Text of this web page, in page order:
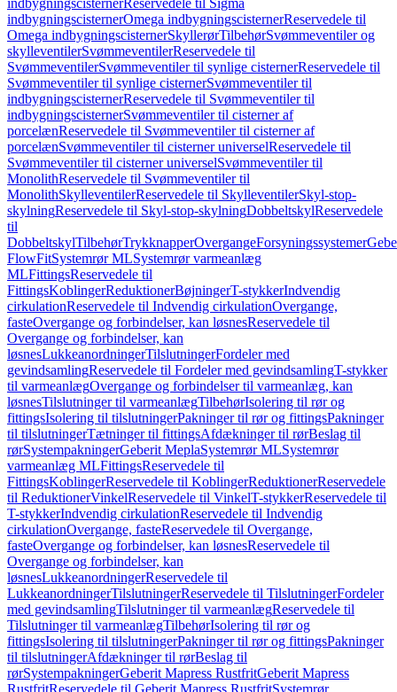
indbygningscisternerReservedele til Sigma
indbygningscisternerOmega indbygningscisternerReservedele til
Omega indbygningscisternerSkyllerørTilbehørSvømmeventiler og
skylleventilerSvømmeventilerReservedele til
SvømmeventilerSvømmeventiler til synlige cisternerReservedele til
Svømmeventiler til synlige cisternerSvømmeventiler til
indbygningscisternerReservedele til Svømmeventiler til
indbygningscisternerSvømmeventiler til cisterner af
porcelænReservedele til Svømmeventiler til cisterner af
porcelænSvømmeventiler til cisterner universelReservedele til
Svømmeventiler til cisterner universelSvømmeventiler til
MonolithReservedele til Svømmeventiler til
MonolithSkylleventilerReservedele til SkylleventilerSkyl-stop-
skylningReservedele til Skyl-stop-skylningDobbeltskylReservedele
til
DobbeltskylTilbehørTrykknapperOvergangeForsyningssystemer
FlowFitSystemrør MLSystemrør varmeanlæg
MLFittingsReservedele til
FittingsKoblingerReduktionerBøjningerT-stykkerIndvendig
cirkulationReservedele til Indvendig cirkulationOvergange,
fasteOvergange og forbindelser, kan løsnesReservedele til
Overgange og forbindelser, kan
løsnesLukkeanordningerTilslutningerFordeler med
gevindsamlingReservedele til Fordeler med gevindsamlingT-stykker
til varmeanlægOvergange og forbindelser til varmeanlæg, kan
løsnesTilslutninger til varmeanlægTilbehørIsolering til rør og
fittingsIsolering til tilslutningerPakninger til rør og fittingsPakninger
til tilslutningerTætninger til fittingsAfdækninger til rørBeslag til
rørSystempakningerGeberit MeplaSystemrør MLSystemrør
varmeanlæg MLFittingsReservedele til
FittingsKoblingerReservedele til KoblingerReduktionerReservedele
til ReduktionerVinkelReservedele til VinkelT-stykkerReservedele til
T-stykkerIndvendig cirkulationReservedele til Indvendig
cirkulationOvergange, fasteReservedele til Overgange,
fasteOvergange og forbindelser, kan løsnesReservedele til
Overgange og forbindelser, kan
løsnesLukkeanordningerReservedele til
LukkeanordningerTilslutningerReservedele til TilslutningerFordeler
med gevindsamlingTilslutninger til varmeanlægReservedele til
Tilslutninger til varmeanlægTilbehørIsolering til rør og
fittingsIsolering til tilslutningerPakninger til rør og fittingsPakninger
til tilslutningerAfdækninger til rørBeslag til
rørSystempakningerGeberit Mapress RustfritGeberit Mapress
RustfritReservedele til Geberit Mapress RustfritSystemrør